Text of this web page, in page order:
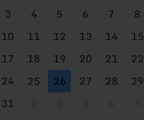
3
4 5 6 7 8
10
11 12 13 14 15
17
18 19 20 21 22
24
25 26 27 28 29
31